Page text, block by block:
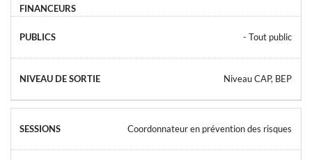
- Tout public
Niveau CAP, BEP
Coordonnateur en prévention des risques